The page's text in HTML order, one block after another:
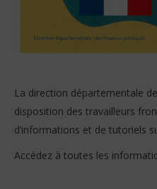
La direction départementale
disposition des travailleurs
d’informations et de tutoriels
Accédez à toutes les